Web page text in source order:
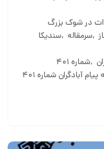
در شوک بزرگ
سرمقاله سندیکا
شماره ۴۰۱
آبادگران شماره ۴۰۱